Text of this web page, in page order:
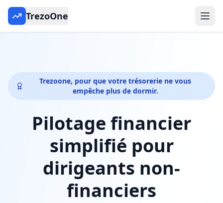
TrezoOne
Trezoone, pour que votre trésorerie ne vous
empêche plus de dormir.
Pilotage financier
simplifié pour
dirigeants non-
financiers